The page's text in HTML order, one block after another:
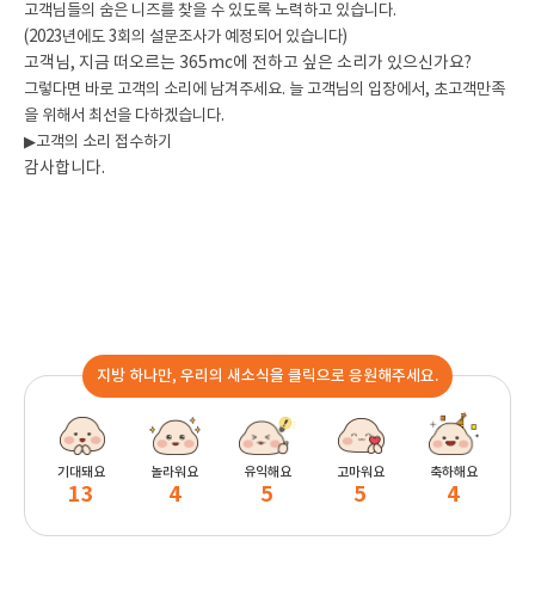
고객님들의 숨은 니즈를 찾을 수 있도록 노력하고 있습니다.
(2023년에도 3회의 설문조사가 예정되어 있습니다)
고객님, 지금 떠오르는 365mc에 전하고 싶은 소리가 있으신가요?
그렇다면 바로 고객의 소리에 남겨주세요. 늘 고객님의 입장에서, 초고객만족
을 위해서 최선을 다하겠습니다.
▶고객의 소리 접수하기
감사합니다.
지방 하나만, 우리의 새소식을 클릭으로 응원해주세요.
기대돼요
13
놀라워요
4
유익해요
5
고마워요
5
축하해요
4